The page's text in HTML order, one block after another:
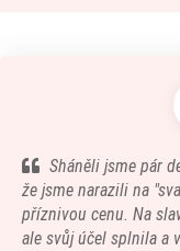
Sháněli jsme pár
že jsme narazili na
příznivou cenu. Na
ale svůj účel splnila a